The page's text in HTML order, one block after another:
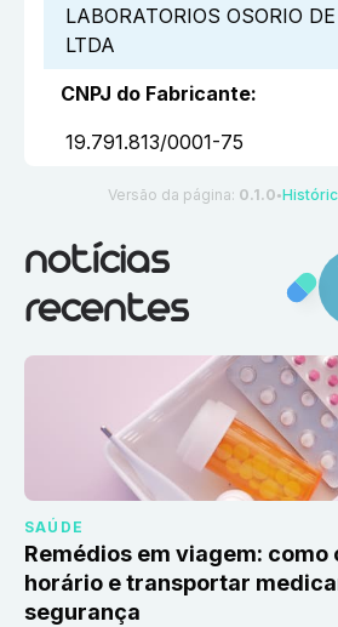
LABORATORIOS OSORIO
LTDA
CNPJ do Fabricante:
19.791.813/0001-75
Versão da página: 0.1.0 ●
notícias
recentes
SAÚDE
Remédios em viagem: como
horário e transportar
segurança